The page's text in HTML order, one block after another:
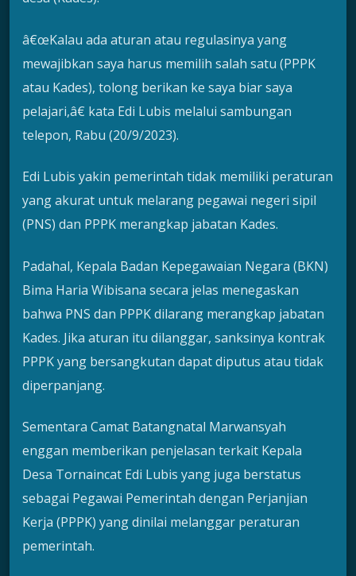
â€œKalau ada aturan atau regulasinya yang
mewajibkan saya harus memilih salah satu (PPPK
atau Kades), tolong berikan ke saya biar saya
pelajari,â€ kata Edi Lubis melalui sambungan
telepon, Rabu (20/9/2023).
Edi Lubis yakin pemerintah tidak memiliki peraturan
yang akurat untuk melarang pegawai negeri sipil
(PNS) dan PPPK merangkap jabatan Kades.
Padahal, Kepala Badan Kepegawaian Negara (BKN)
Bima Haria Wibisana secara jelas menegaskan
bahwa PNS dan PPPK dilarang merangkap jabatan
Kades. Jika aturan itu dilanggar, sanksinya kontrak
PPPK yang bersangkutan dapat diputus atau tidak
diperpanjang.
Sementara Camat Batangnatal Marwansyah
enggan memberikan penjelasan terkait Kepala
Desa Tornaincat Edi Lubis yang juga berstatus
sebagai Pegawai Pemerintah dengan Perjanjian
Kerja (PPPK) yang dinilai melanggar peraturan
pemerintah.